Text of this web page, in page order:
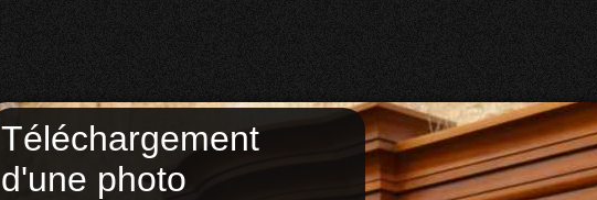
Téléchargement
d'une photo